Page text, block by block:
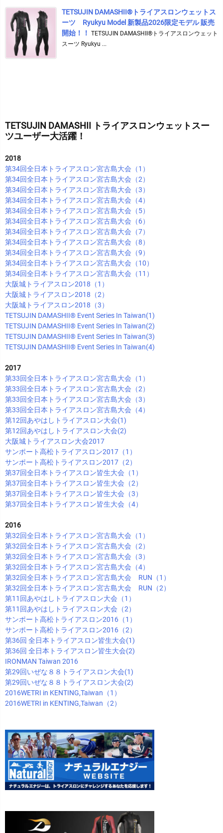
TETSUJIN DAMASHII®︎トライアスロンウェットス
ーツ Ryukyu Model 新製品2026限定モデル 販売
開始！！ TETSUJIN DAMASHII®︎トライアスロンウェット
スーツ Ryukyu ...
TETSUJIN DAMASHII トライアスロンウェットスー
ツユーザー大活躍！
2018
第34回全日本トライアスロン宮古島大会（1）
第34回全日本トライアスロン宮古島大会（2）
第34回全日本トライアスロン宮古島大会（3）
第34回全日本トライアスロン宮古島大会（4）
第34回全日本トライアスロン宮古島大会（5）
第34回全日本トライアスロン宮古島大会（6）
第34回全日本トライアスロン宮古島大会（7）
第34回全日本トライアスロン宮古島大会（8）
第34回全日本トライアスロン宮古島大会（9）
第34回全日本トライアスロン宮古島大会（10）
第34回全日本トライアスロン宮古島大会（11）
大阪城トライアスロン2018（1）
大阪城トライアスロン2018（2）
大阪城トライアスロン2018（3）
TETSUJIN DAMASHII®︎ Event Series In Taiwan(1)
TETSUJIN DAMASHII®︎ Event Series In Taiwan(2)
TETSUJIN DAMASHII®︎ Event Series In Taiwan(3)
TETSUJIN DAMASHII®︎ Event Series In Taiwan(4)
2017
第33回全日本トライアスロン宮古島大会（1）
第33回全日本トライアスロン宮古島大会（2）
第33回全日本トライアスロン宮古島大会（3）
第33回全日本トライアスロン宮古島大会（4）
第12回あやはしトライアスロン大会(1)
第12回あやはしトライアスロン大会(2)
大阪城トライアスロン大会2017
サンポート高松トライアスロン2017（1）
サンポート高松トライアスロン2017（2）
第37回全日本トライアスロン皆生大会（1）
第37回全日本トライアスロン皆生大会（2）
第37回全日本トライアスロン皆生大会（3）
第37回全日本トライアスロン皆生大会（4）
2016
第32回全日本トライアスロン宮古島大会（1）
第32回全日本トライアスロン宮古島大会（2）
第32回全日本トライアスロン宮古島大会（3）
第32回全日本トライアスロン宮古島大会（4）
第32回全日本トライアスロン宮古島大会 RUN（1）
第32回全日本トライアスロン宮古島大会 RUN（2）
第11回あやはしトライアスロン大会（1）
第11回あやはしトライアスロン大会（2）
サンポート高松トライアスロン2016（1）
サンポート高松トライアスロン2016（2）
第36回 全日本トライアスロン皆生大会(1)
第36回 全日本トライアスロン皆生大会(2)
IRONMAN Taiwan 2016
第29回いぜな８８トライアスロン大会(1)
第29回いぜな８８トライアスロン大会(2)
2016WETRI in KENTING,Taiwan（1）
2016WETRI in KENTING,Taiwan（2）